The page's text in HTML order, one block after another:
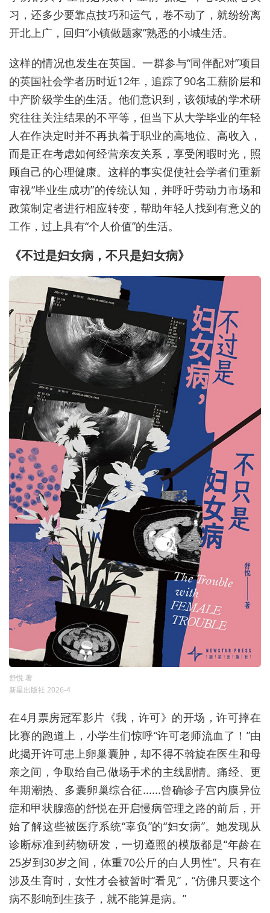
习，还多少要靠点技巧和运气，卷不动了，就纷纷离
开北上广，回归“小镇做题家”熟悉的小城生活。
这样的情况也发生在英国。一群参与“同伴配对”项目
的英国社会学者历时近12年，追踪了90名工薪阶层和
中产阶级学生的生活。他们意识到，该领域的学术研
究往往关注结果的不平等，但当下从大学毕业的年轻
人在作决定时并不再执着于职业的高地位、高收入，
而是正在考虑如何经营亲友关系，享受闲暇时光，照
顾自己的心理健康。这样的事实促使社会学者们重新
审视“毕业生成功”的传统认知，并呼吁劳动力市场和
政策制定者进行相应转变，帮助年轻人找到有意义的
工作，过上具有“个人价值”的生活。
《不过是妇女病，不只是妇女病》
舒悦 著
新星出版社 2026-4
在4月票房冠军影片《我，许可》的开场，许可摔在
比赛的跑道上，小学生们惊呼“许可老师流血了！”由
此揭开许可患上卵巢囊肿，却不得不斡旋在医生和母
亲之间，争取给自己做场手术的主线剧情。痛经、更
年期潮热、多囊卵巢综合征......曾确诊子宫内膜异位
症和甲状腺癌的舒悦在开启慢病管理之路的前后，开
始了解这些被医疗系统“辜负”的“妇女病”。她发现从
诊断标准到药物研发，一切遵照的模版都是“年龄在
25岁到30岁之间，体重70公斤的白人男性”。只有在
涉及生育时，女性才会被暂时“看见”，“仿佛只要这个
病不影响到生孩子，就不能算是病。”